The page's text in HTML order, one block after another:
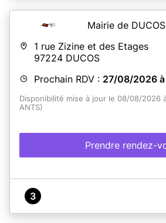
Mairie de DUCOS
1 rue Zizine et des Etages
97224 DUCOS
Prochain RDV : 27/08/2026
Disponibilité mise à jour le 08/08/2026
ANTS)
Prendre rendez-
3